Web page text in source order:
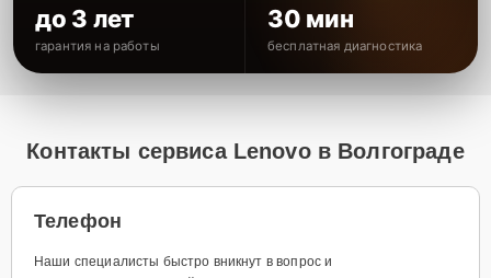
до 3 лет
гарантия на работы
30 мин
бесплатная диагностика
Контакты сервиса Lenovo в Волгограде
Телефон
Наши специалисты быстро вникнут в вопрос и